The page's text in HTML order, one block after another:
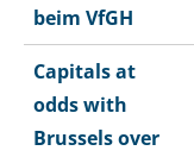
beim VfGH
Capitals at
odds with
Brussels over